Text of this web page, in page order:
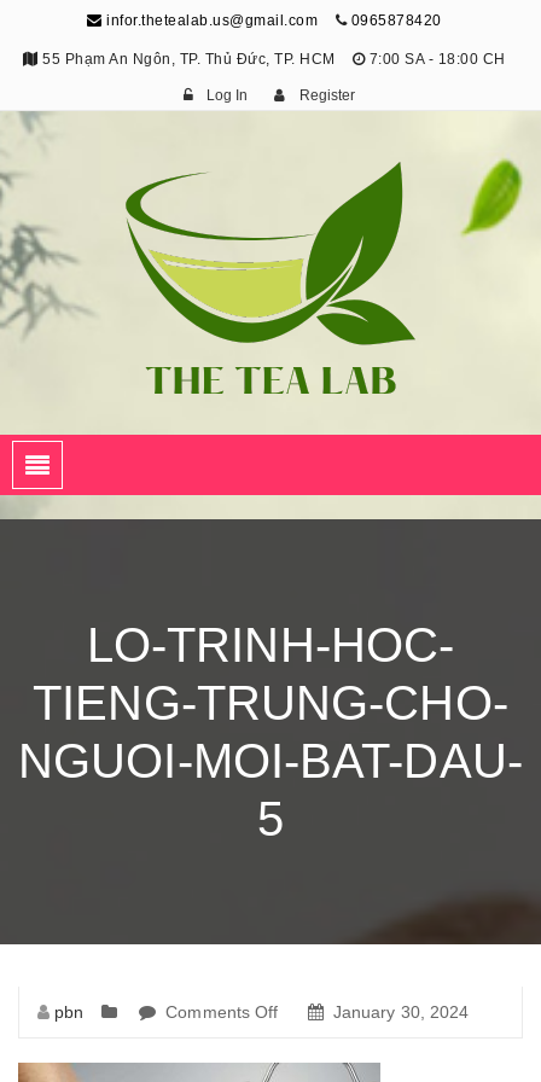
infor.thetealab.us@gmail.com 0965878420
55 Phạm An Ngôn, TP. Thủ Đức, TP. HCM 7:00 SA - 18:00 CH
Log In Register
LO-TRINH-HOC-
TIENG-TRUNG-CHO-
NGUOI-MOI-BAT-DAU-
5
pbn Comments Off
trinh-
January 30, 2024